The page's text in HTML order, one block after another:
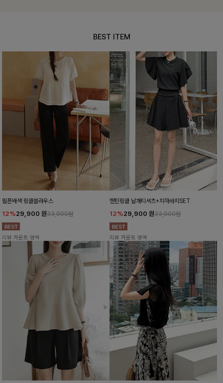
BEST ITEM
릴픈배색 링클블라우스
12%29,900 원33,900원
리뷰 카운트 영역
헨틴링클 날개티셔츠+치마바지SET
12%29,900 원33,900원
리뷰 카운트 영역